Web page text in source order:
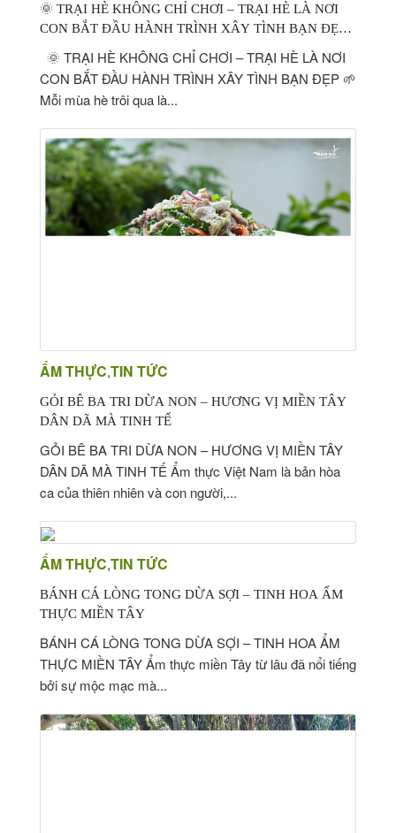
🌞 TRẠI HÈ KHÔNG CHỈ CHƠI – TRẠI HÈ LÀ NƠI
CON BẮT ĐẦU HÀNH TRÌNH XÂY TÌNH BẠN ĐẸP
🌞 TRẠI HÈ KHÔNG CHỈ CHƠI – TRẠI HÈ LÀ NƠI
CON BẮT ĐẦU HÀNH TRÌNH XÂY TÌNH BẠN ĐẸP 🌱
Mỗi mùa hè trôi qua là...
ẨM THỰC,TIN TỨC
GỎI BÊ BA TRI DỪA NON – HƯƠNG VỊ MIỀN TÂY
DÂN DÃ MÀ TINH TẾ
GỎI BÊ BA TRI DỪA NON – HƯƠNG VỊ MIỀN TÂY
DÂN DÃ MÀ TINH TẾ Ẩm thực Việt Nam là bản hòa
ca của thiên nhiên và con người,...
ẨM THỰC,TIN TỨC
BÁNH CÁ LÒNG TONG DỪA SỢI – TINH HOA ẨM
THỰC MIỀN TÂY
BÁNH CÁ LÒNG TONG DỪA SỢI – TINH HOA ẨM
THỰC MIỀN TÂY Ẩm thực miền Tây từ lâu đã nổi tiếng
bởi sự mộc mạc mà...